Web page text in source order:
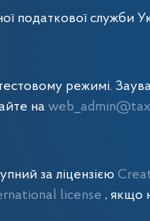
податкової служби
режимі.
на
за ліцензією
license , якщо